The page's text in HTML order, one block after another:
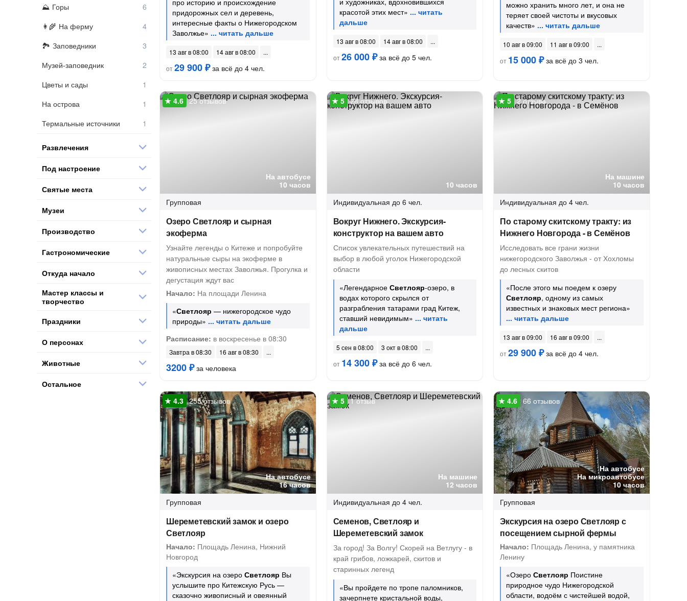
про историю и происхождение
придорожных сел и деревень,
интересные факты о Нижегородском
Заволжье»
13 авг в 08:00
14 авг в 08:00
от29 900 ₽за всё до 4 чел.
красотой этих мест»
13 авг в 08:00
14 авг в 08:00
от26 000 ₽за всё до 5 чел.
можно хранить много лет, и она не
теряет своей чистоты и вкусовых
качеств»
10 авг в 09:00
11 авг в 09:00
от 15 000 ₽за всё до 3 чел.
На автобусе
10 часов
25 отзывов
Групповая
Озеро Светлояр и сырная
экоферма
Узнайте легенды о Китеже и попробуйте
натуральные сыры на экоферме в
живописных местах Заволжья. Прогулка и
дегустация ждут вас
Начало: На площади Ленина
«Светлояр — нижегородское чудо
природы»
Расписание: в воскресенье в 08:30
Завтра в 08:30 16 авг в 08:30
3200 ₽за человека
10 часов
28 отзывов
Индивидуальная до 6 чел.
Вокруг Нижнего. Экскурсия-
конструктор на вашем авто
Список увлекательных путешествий на
выбор в любой уголок Нижегородской
области
«Легендарное Светлояр-озеро, в
водах которого скрылся от
разграбления татарами град Китеж,
ставший невидимым»
5 сен в 08:00
3 окт в 08:00
от 14 300 ₽за всё до 6 чел.
На машине
10 часов
2 отзыва
Индивидуальная до 4 чел.
По старому скитскому тракту: из
Нижнего Новгорода - в Семёнов
Исследовать все грани жизни
нижегородского Заволжья - от Хохломы
до лесных скитов
«После этого мы поедем к озеру
Светлояр, одному из самых
известных и знаковых мест региона»
13 авг в 09:00
16 авг в 09:00
от29 900 ₽за всё до 4 чел.
На автобусе
16 часов
255 отзывов
Групповая
Шереметевский замок и озеро
Светлояр
Начало: Площадь Ленина, Нижний
Новгород
«Экскурсия на озеро Светлояр Вы
услышите про Китежскую Русь —
сказочно живописный и овеянный
На машине
12 часов
1 отзыв
Индивидуальная до 4 чел.
Семенов, Светлояр и
Шереметевский замок
За город! За Волгу! Скорей на Ветлугу - в
край грибов, ложкарей, скитов и
старинных легенд
«Вы пройдете по тропе паломников,
зачерпнете кристальной воды,
На автобусе
На микроавтобусе
10 часов
66 отзывов
Групповая
Экскурсия на озеро Светлояр с
посещением сырной фермы
Начало: Площадь Ленина, у памятника
Ленину
«ОзероСветлояр Поистине
природное чудо Нижегородской
области, водоём с чистейшей водой,
Горы
На ферму
Заповедники
Музей-заповедник
Цветы и сады
На острова
Термальные источники
Развлечения
Под настроение
Святые места
Музеи
Производство
Гастрономические
Откуда начало
Мастер классы и
творчество
Праздники
О персонах
Животные
Остальное